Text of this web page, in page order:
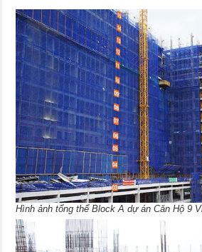
Hình ảnh tổng thể Block A dự án Căn Hộ 9